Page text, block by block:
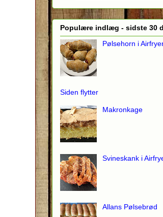
Populære indlæg - sidste 30
Pølsehorn i
Siden flytter
Makronkage
Svineskank i
Allans Pølsebrød